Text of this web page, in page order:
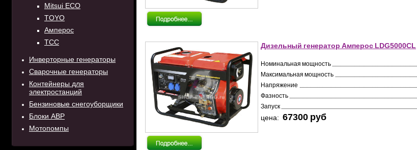
Mitsui ECO
TOYO
Амперос
ТСС
Инверторные генераторы
Сварочные генераторы
Контейнеры для
электростанций
Бензиновые снегоуборщики
Блоки АВР
Мотопомпы
Дизельный генератор Амперос LDG5000СL
Номинальная мощность
Максимальная мощность
Напряжение
Фазность
Запуск
цена: 67300 pуб